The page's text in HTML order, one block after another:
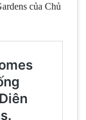
của Chủ